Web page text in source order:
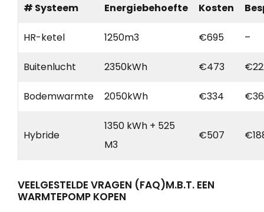
# Systeem Energiebehoefte Kosten
HR-ketel 1250m3 €695 –
Buitenlucht 2350kWh €473
Bodemwarmte 2050kWh €334
Hybride
1350 kWh + 525
M3
€507
VEELGESTELDE VRAGEN (FAQ)M.B.T. EEN
WARMTEPOMP KOPEN